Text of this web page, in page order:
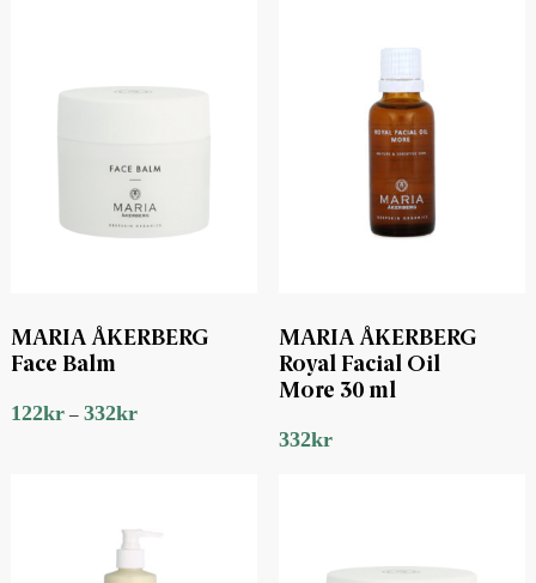
MARIA ÅKERBERG
Face Balm
122kr– 332kr
MARIA ÅKERBERG
Royal Facial Oil
More 30 ml
332kr